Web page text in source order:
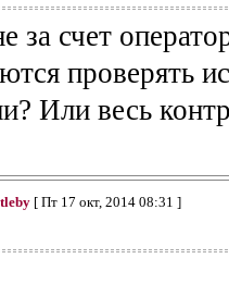
за счет
проверять
Или весь
[ Пт 17 окт, 2014 08:31 ]